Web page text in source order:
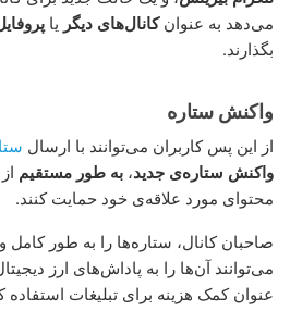
می‌دهد به عنوانکانال‌های دیگر یا
بگذارند.
واکنش ستاره
از این پس کاربران می‌توانند با ارسال
واکنش ستاره‌ی جدید، به طور مستقیم
محتوای مورد علاقه‌ی خود حمایت کنند.
صاحبان کانال، ستاره‌ها را به طور کامل و
می‌توانند آن‌ها را به پاداش‌های ارز
عنوان کمک هزینه برای تبلیغات استفاده